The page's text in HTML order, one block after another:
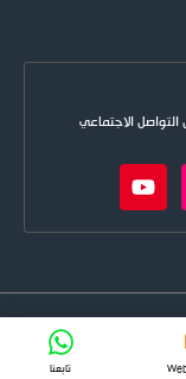
الاجتماعي
تابعنا